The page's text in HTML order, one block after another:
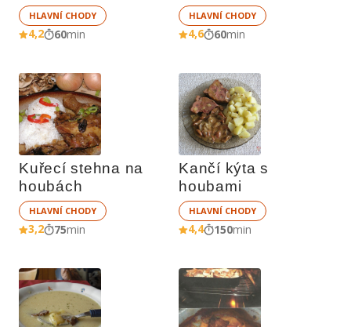
HLAVNÍ CHODY
4,2 60min
HLAVNÍ CHODY
4,6 60min
Kuřecí stehna na
houbách
HLAVNÍ CHODY
3,2 75min
Kančí kýta s
houbami
HLAVNÍ CHODY
4,4 150min